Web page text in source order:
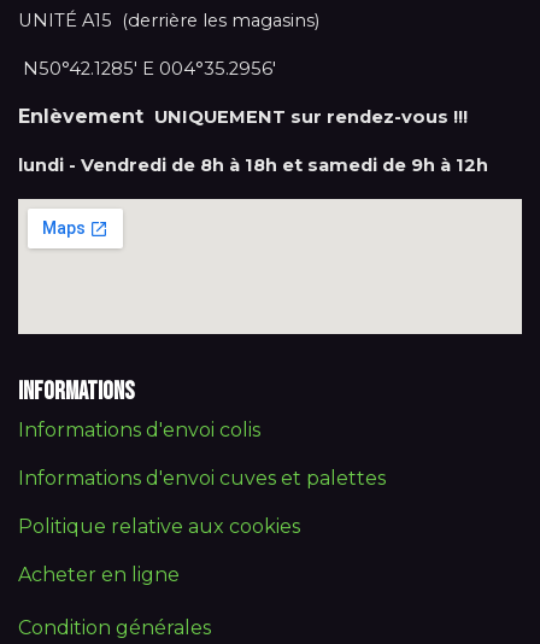
UNITÉ A15 (derrière les magasins)
N50°42.1285' E 004°35.2956'
Enlèvement UNIQUEMENT sur rendez-vous !!!
lundi - Vendredi de 8h à 18h et samedi de 9h à 12h
Informations
Informations d'envoi colis
Informations d'envoi cuves et palettes
Politique relative aux cookies
Acheter en ligne
Condition générales